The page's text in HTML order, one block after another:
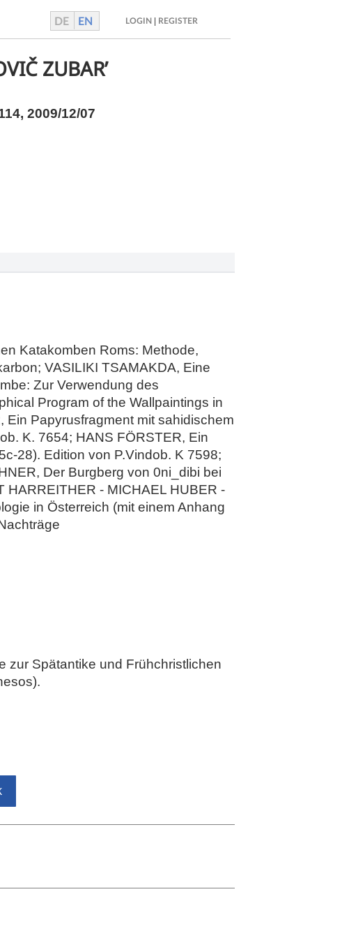
DE EN LOGIN REGISTER
ZUBAR’
2009/12/07
Katakomben Roms: Methode,
VASILIKI TSAMAKDA, Eine
Zur Verwendung des
Program of the Wallpaintings in
Ein Papyrusfragment mit sahidischem
K. 7654; HANS FÖRSTER, Ein
28). Edition von P.Vindob. K 7598;
Der Burgberg von 0ni_dibi bei
- MICHAEL HUBER -
in Österreich (mit einem Anhang
zur Spätantike und Frühchristlichen